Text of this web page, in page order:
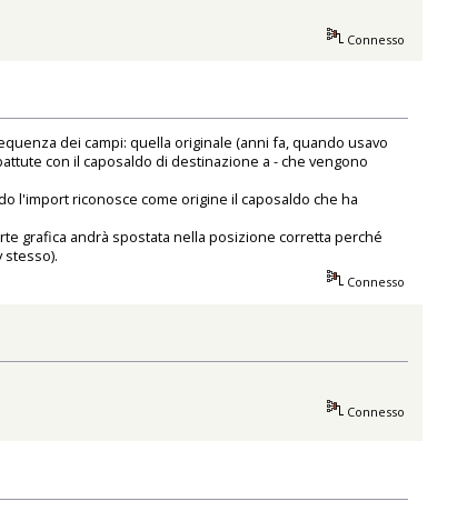
Connesso
dei campi: quella originale (anni fa, quando usavo
con il caposaldo di destinazione a - che vengono
l'import riconosce come origine il caposaldo che ha
grafica andrà spostata nella posizione corretta perché
Connesso
Connesso